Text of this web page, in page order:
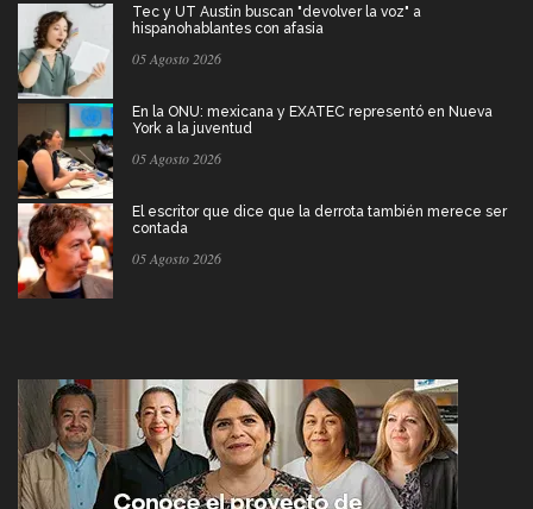
Tec y UT Austin buscan "devolver la voz" a
hispanohablantes con afasia
05 Agosto 2026
En la ONU: mexicana y EXATEC representó en Nueva
York a la juventud
05 Agosto 2026
El escritor que dice que la derrota también merece ser
contada
05 Agosto 2026